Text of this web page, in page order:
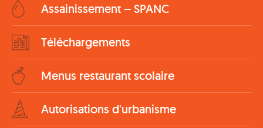
Assainissement – SPANC
Téléchargements
Menus restaurant scolaire
Autorisations d'urbanisme